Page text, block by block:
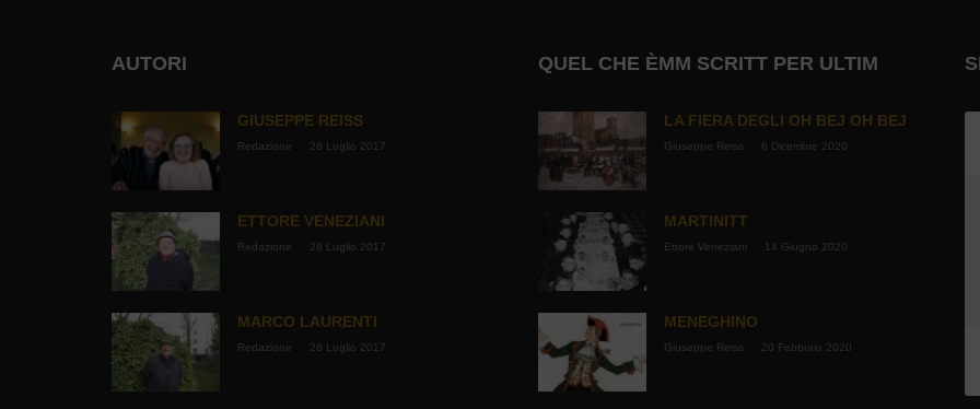
AUTORI
GIUSEPPE REISS
Redazione 28 Luglio 2017
ETTORE VENEZIANI
Redazione 28 Luglio 2017
MARCO LAURENTI
Redazione 28 Luglio 2017
QUEL CHE ÈMM SCRITT PER ULTIM
LA FIERA DEGLI OH BEJ OH BEJ
Giuseppe Reiss 6 Dicembre 2020
MARTINITT
Ettore Veneziani 14 Giugno 2020
MENEGHINO
Giuseppe Reiss 20 Febbraio 2020